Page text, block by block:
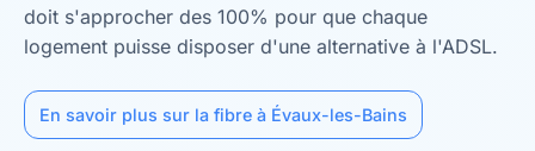
doit s'approcher des 100% pour que chaque
logement puisse disposer d'une alternative à l'ADSL.
En savoir plus sur la fibre à Évaux-les-Bains